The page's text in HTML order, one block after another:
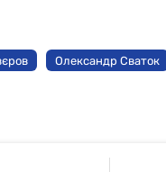
Олександр Сваток